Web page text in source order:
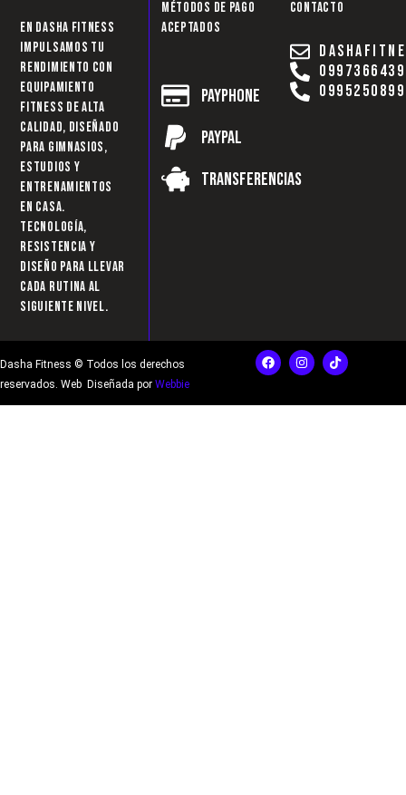
En Dasha Fitness
impulsamos tu
rendimiento con
equipamiento
fitness de alta
calidad, diseñado
para gimnasios,
estudios y
entrenamientos
en casa.
Tecnología,
resistencia y
diseño para llevar
cada rutina al
siguiente nivel.
Métodos de pago
aceptados
Payphone
Paypal
Transferencias
Contacto
0997366439
0995250899
Dasha Fitness © Todos los derechos
reservados. Web Diseñada por Webbie
F
a
c
b
I
n
s
a
T
i
k
o